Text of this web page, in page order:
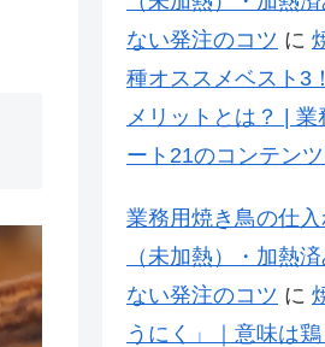
ない発注のコツ に
種オススメベスト3
メリットとは？ | 業
ート21のコンテン
業務用焼き鳥の仕
（未加熱）・加熱
ない発注のコツ に
うにく」｜意味は